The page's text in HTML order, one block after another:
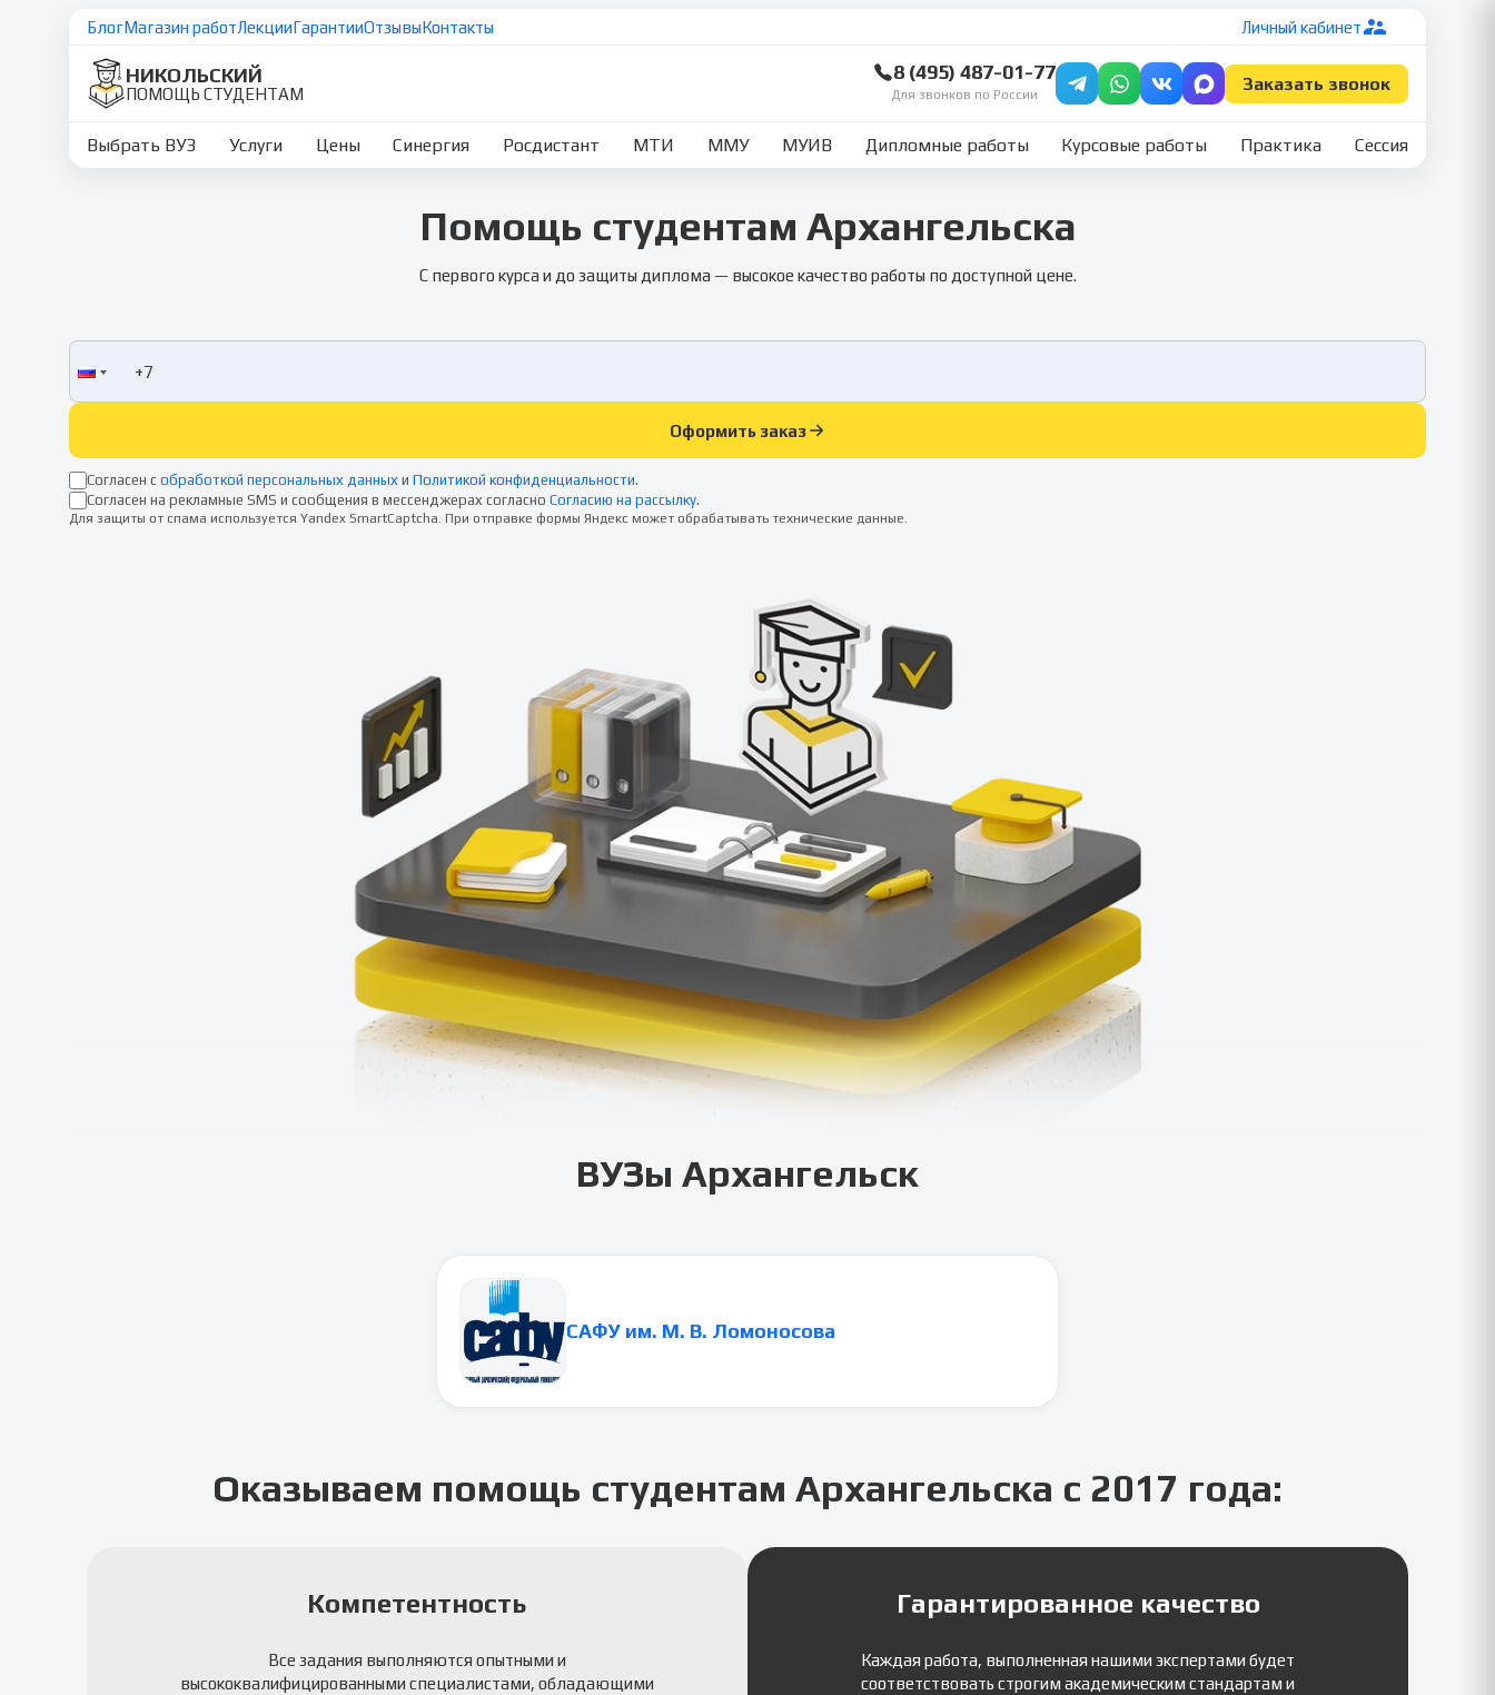
БлогМагазин работЛекцииГарантииОтзывыКонтакты Личный кабинет
НИКОЛЬСКИЙ
ПОМОЩЬ СТУДЕНТАМ
8 (495) 487-01-77
Для звонков по России
Заказать звонок
Выбрать ВУЗ Услуги Цены Синергия Росдистант МТИ ММУ МУИВ Дипломные работы Курсовые работы Практика Сессия
Помощь студентам Архангельска
С первого курса и до защиты диплома — высокое качество работы по доступной цене.
Оформить заказ
Согласен с обработкой персональных данных и Политикой конфиденциальности.
Согласен на рекламные SMS и сообщения в мессенджерах согласно Согласию на рассылку.
Для защиты от спама используется Yandex SmartCaptcha. При отправке формы Яндекс может обрабатывать технические данные.
ВУЗы Архангельск
САФУ им. М. В. Ломоносова
Оказываем помощь студентам Архангельска с 2017 года:
Компетентность
Все задания выполняются опытными и
высококвалифицированными специалистами, обладающими
Гарантированное качество
Каждая работа, выполненная нашими экспертами будет
соответствовать строгим академическим стандартам и